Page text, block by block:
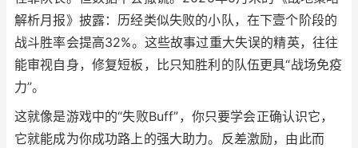
解析月报》披露：历经类似失败的小队，在下壹个阶段的
战斗胜率会提高32%。这些故事过重大失误的精英，往往
能审视自身，修复短板，比只知胜利的队伍更具“战场免疫
力”。
这就像是游戏中的“失败Buff”，你只要学会正确认识它，
它就能成为你成功路上的强大助力。反差激励，由此而